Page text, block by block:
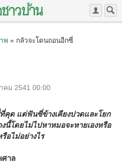
พ» กลัวจะโดนถอนอีกซี่
คม 2541 00:00
ด แต่ฟันซี่ข้างเคียงปวดและโยก
งนี้โดยไม่ไปหาหมอจะหายเองหรือ
อไม่อย่างไร
ศาล